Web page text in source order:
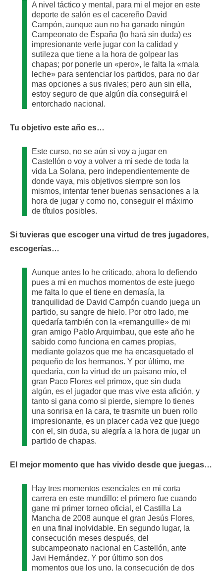
A nivel táctico y mental, para mi el mejor en este
deporte de salón es el cacereño David
Campón, aunque aun no ha ganado ningún
Campeonato de España (lo hará sin duda) es
impresionante verle jugar con la calidad y
sutileza que tiene a la hora de golpear las
chapas; por ponerle un «pero», le falta la «mala
leche» para sentenciar los partidos, para no dar
mas opciones a sus rivales; pero aun sin ella,
estoy seguro de que algún día conseguirá el
entorchado nacional.
Tu objetivo este año es…
Este curso, no se aún si voy a jugar en
Castellón o voy a volver a mi sede de toda la
vida La Solana, pero independientemente de
donde vaya, mis objetivos siempre son los
mismos, intentar tener buenas sensaciones a la
hora de jugar y como no, conseguir el máximo
de títulos posibles.
Si tuvieras que escoger una virtud de tres jugadores,
escogerías…
Aunque antes lo he criticado, ahora lo defiendo
pues a mi en muchos momentos de este juego
me falta lo que el tiene en demasía, la
tranquilidad de David Campón cuando juega un
partido, su sangre de hielo. Por otro lado, me
quedaría también con la «remanguille» de mi
gran amigo Pablo Arquimbau, que este año he
sabido como funciona en carnes propias,
mediante golazos que me ha encasquetado el
pequeño de los hermanos. Y por último, me
quedaría, con la virtud de un paisano mío, el
gran Paco Flores «el primo», que sin duda
algún, es el jugador que mas vive esta afición, y
tanto si gana como si pierde, siempre lo tienes
una sonrisa en la cara, te trasmite un buen rollo
impresionante, es un placer cada vez que juego
con el, sin duda, su alegría a la hora de jugar un
partido de chapas.
El mejor momento que has vivido desde que juegas…
Hay tres momentos esenciales en mi corta
carrera en este mundillo: el primero fue cuando
gane mi primer torneo oficial, el Castilla La
Mancha de 2008 aunque el gran Jesús Flores,
en una final inolvidable. En segundo lugar, la
consecución meses después, del
subcampeonato nacional en Castellón, ante
Javi Hernández. Y por último son dos
momentos que los uno, la consecución de dos